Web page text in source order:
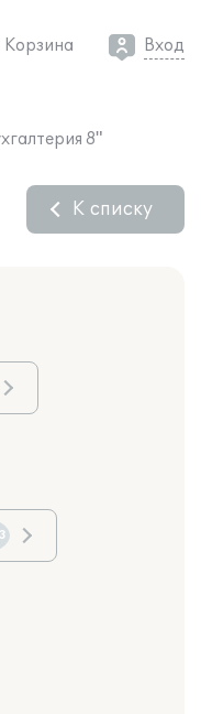
Корзина Вход
8"
К списку